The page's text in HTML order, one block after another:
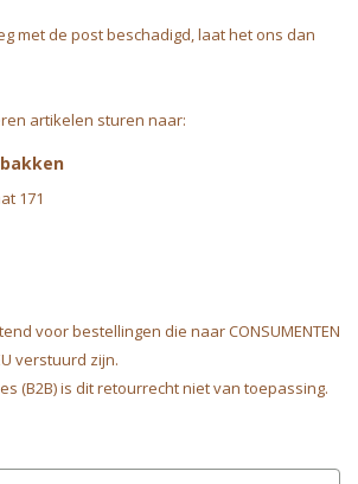
met de post beschadigd, laat het ons dan
artikelen sturen naar:
bakken
171
voor bestellingen die naar CONSUMENTEN
verstuurd zijn.
(B2B) is dit retourrecht niet van toepassing.